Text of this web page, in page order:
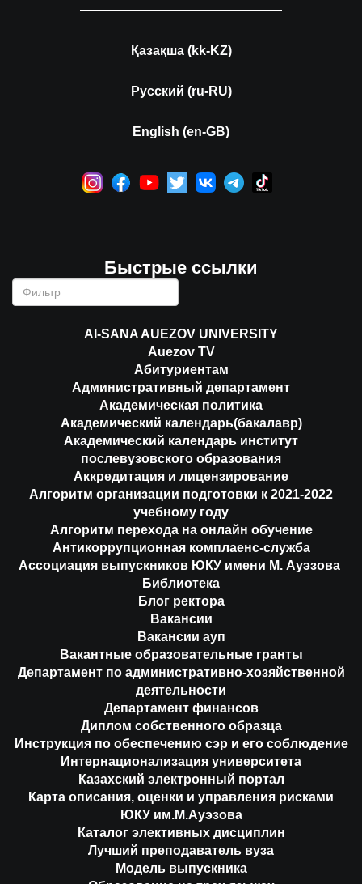
Қазақша (kk-KZ)
Русский (ru-RU)
English (en-GB)
Быстрые ссылки
AI-SANA AUEZOV UNIVERSITY
Auezov TV
Абитуриентам
Административный департамент
Академическая политика
Академический календарь(бакалавр)
Академический календарь институт
послевузовского образования
Аккредитация и лицензирование
Алгоритм организации подготовки к 2021-2022
учебному году
Алгоритм перехода на онлайн обучение
Антикоррупционная комплаенс-служба
Ассоциация выпускников ЮКУ имени М. Ауэзова
Библиотека
Блог ректора
Вакансии
Вакансии ауп
Вакантные образовательные гранты
Департамент по административно-хозяйственной
деятельности
Департамент финансов
Диплом собственного образца
Инструкция по обеспечению сэр и его соблюдение
Интернационализация университета
Казахский электронный портал
Карта описания, оценки и управления рисками
ЮКУ им.М.Ауэзова
Каталог элективных дисциплин
Лучший преподаватель вуза
Модель выпускника